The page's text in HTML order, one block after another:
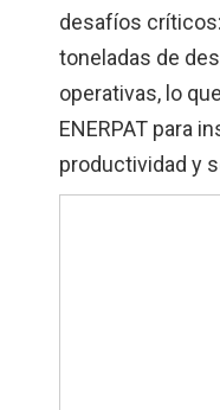
desafíos
toneladas de
operativas, lo
ENERPAT para
productividad y